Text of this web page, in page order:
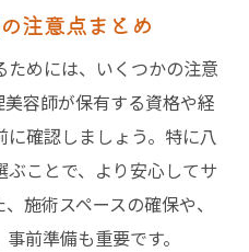
注意点まとめ
めには、いくつかの注意
容師が保有する資格や経
確認しましょう。特に八
ことで、より安心してサ
施術スペースの確保や、
前準備も重要です。